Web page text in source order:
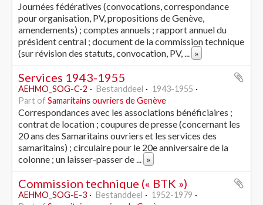
Journées fédératives (convocations, correspondance
pour organisation, PV, propositions de Genève,
amendements) ; comptes annuels ; rapport annuel du
président central ; document de la commission technique
(sur révision des statuts, convocation, PV,... »
Services 1943-1955
AEHMO_SOG-C-2 Bestanddeel
1943-1955
Part ofSamaritains ouvriers de Genève
Correspondances avec les associations bénéficiaires ;
contrat de location ; coupures de presse (concernant les
20 ans des Samaritains ouvriers et les services des
samaritains) ; circulaire pour le 20e anniversaire de la
colonne ; un laisser-passer de... »
Commission technique (« BTK »)
AEHMO_SOG-E-3 Bestanddeel
1952-1979